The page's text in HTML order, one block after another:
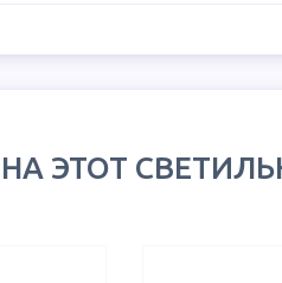
ЭТОТ